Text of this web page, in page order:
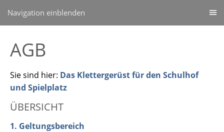
Navigation einblenden
AGB
Sie sind hier: Das Klettergerüst für den Schulhof
und Spielplatz
ÜBERSICHT
1. Geltungsbereich